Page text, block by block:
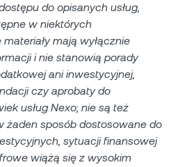
do opisanych usług,
w niektórych
mają wyłącznie
i nie stanowią porady
ani inwestycyjnej,
czy aprobaty do
usług Nexo; nie są też
żaden sposób dostosowane do
sytuacji finansowej
wiążą się z wysokim